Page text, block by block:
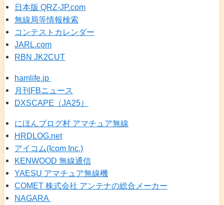
日本版 QRZ-JP.com
無線局等情報検索
コンテストカレンダー
JARL.com
RBN JK2CUT
hamlife.jp
月刊FBニュース
DXSCAPE（JA25）
にほんブログ村 アマチュア無線
HRDLOG.net
アイコム(Icom Inc.)
KENWOOD 無線通信
YAESU アマチュア無線機
COMET 株式会社 アンテナの総合メーカー
NAGARA